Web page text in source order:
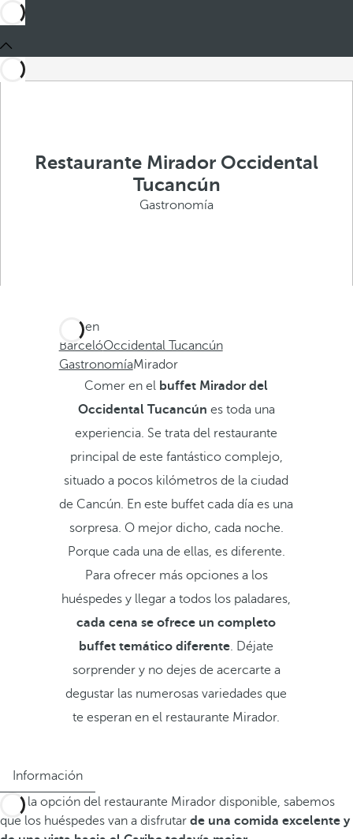
Restaurante Mirador Occidental
Tucancún
Gastronomía
Está en
BarcelóOccidental Tucancún
GastronomíaMirador
Comer en el buffet Mirador del
Occidental Tucancún es toda una
experiencia. Se trata del restaurante
principal de este fantástico complejo,
situado a pocos kilómetros de la ciudad
de Cancún. En este buffet cada día es una
sorpresa. O mejor dicho, cada noche.
Porque cada una de ellas, es diferente.
Para ofrecer más opciones a los
huéspedes y llegar a todos los paladares,
cada cena se ofrece un completo
buffet temático diferente. Déjate
sorprender y no dejes de acercarte a
degustar las numerosas variedades que
te esperan en el restaurante Mirador.
Información
Con la opción del restaurante Mirador disponible, sabemos
que los huéspedes van a disfrutar de una comida excelente y